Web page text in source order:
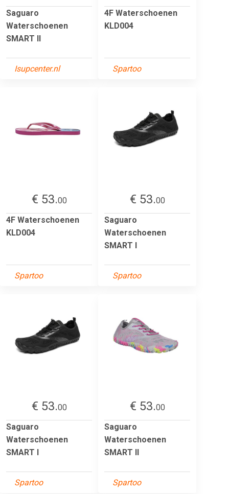
Saguaro
Waterschoenen
SMART II
Isupcenter.nl
4F Waterschoenen
KLD004
Spartoo
€ 53.00
4F Waterschoenen
KLD004
Spartoo
€ 53.00
Saguaro
Waterschoenen
SMART I
Spartoo
€ 53.00
Saguaro
Waterschoenen
SMART I
Spartoo
€ 53.00
Saguaro
Waterschoenen
SMART II
Spartoo